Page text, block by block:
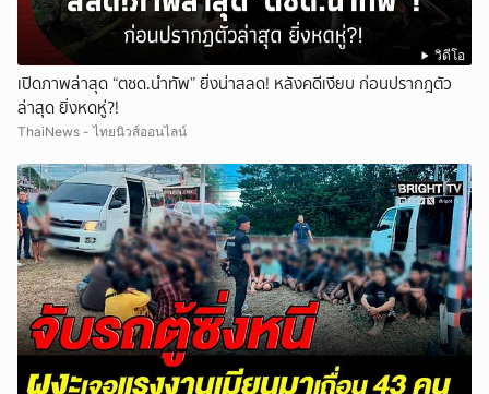
วิดีโอ
เปิดภาพล่าสุด “ตชด.นำทัพ” ยิ่งน่าสลด! หลังคดีเงียบ ก่อนปรากฎตัว
ล่าสุด ยิ่งหดหู่?!
ThaiNews - ไทยนิวส์ออนไลน์